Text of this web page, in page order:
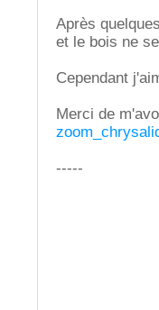
Après
et le bois ne
Cependant
Merci de
-----